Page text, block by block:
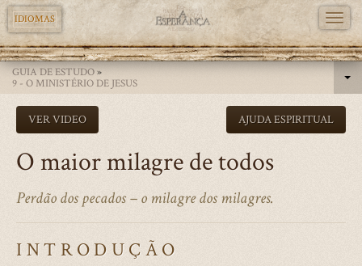
Skip
main
content
IDIOMAS
GUIA DE ESTUDO»
9 - O MINISTÉRIO DE JESUS
VER VIDEO AJUDA ESPIRITUAL
O maior milagre de todos
Perdão dos pecados – o milagre dos milagres.
INTRODUÇÃO